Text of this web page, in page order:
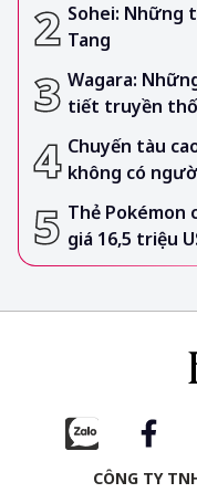
Sohei: Những
Tang
Wagara:
tiết truyền
Chuyến tàu
không có
Thẻ Pokémon
giá 16,5 triệu
CÔNG TY